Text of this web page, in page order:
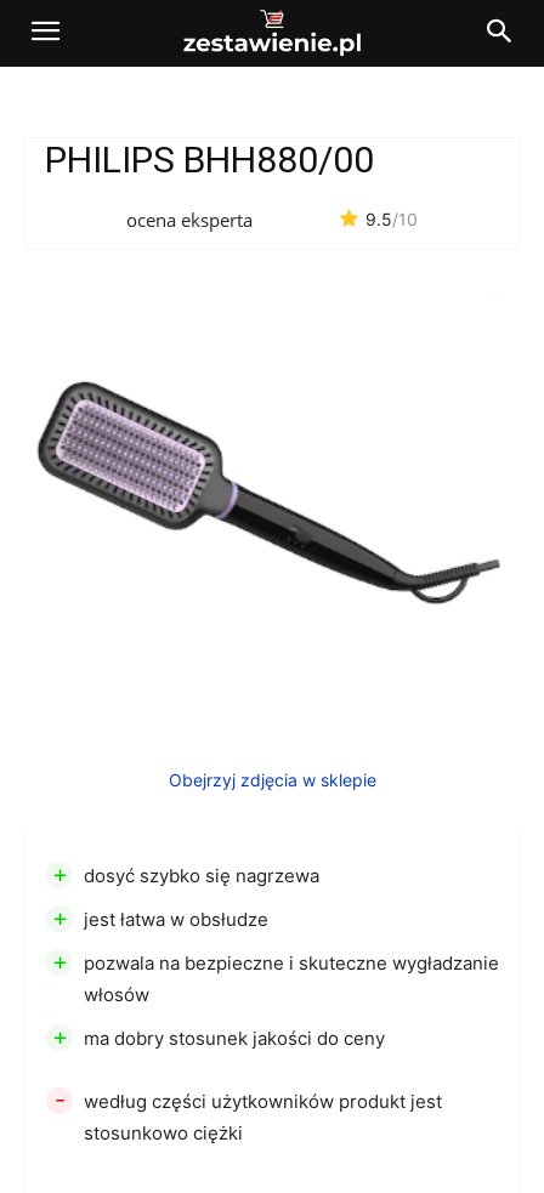
PHILIPS BHH880/00
ocena eksperta 9.5/10
Obejrzyj zdjęcia w sklepie
+ dosyć szybko się nagrzewa
+ jest łatwa w obsłudze
+
pozwala na bezpieczne i skuteczne wygładzanie
włosów
+ ma dobry stosunek jakości do ceny
-
według części użytkowników produkt jest
stosunkowo ciężki